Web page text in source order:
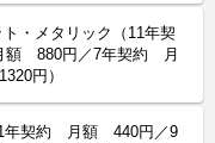
・メタリック（11年契
880円／7年契約 月
円）
年契約 月額 440円／9